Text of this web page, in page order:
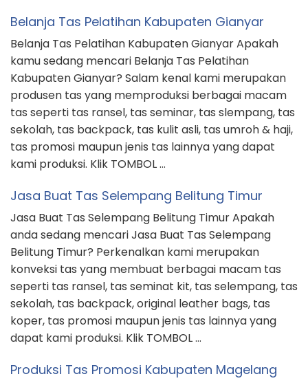
Belanja Tas Pelatihan Kabupaten Gianyar
Belanja Tas Pelatihan Kabupaten Gianyar Apakah
kamu sedang mencari Belanja Tas Pelatihan
Kabupaten Gianyar? Salam kenal kami merupakan
produsen tas yang memproduksi berbagai macam
tas seperti tas ransel, tas seminar, tas slempang, tas
sekolah, tas backpack, tas kulit asli, tas umroh & haji,
tas promosi maupun jenis tas lainnya yang dapat
kami produksi. Klik TOMBOL …
Jasa Buat Tas Selempang Belitung Timur
Jasa Buat Tas Selempang Belitung Timur Apakah
anda sedang mencari Jasa Buat Tas Selempang
Belitung Timur? Perkenalkan kami merupakan
konveksi tas yang membuat berbagai macam tas
seperti tas ransel, tas seminat kit, tas selempang, tas
sekolah, tas backpack, original leather bags, tas
koper, tas promosi maupun jenis tas lainnya yang
dapat kami produksi. Klik TOMBOL …
Produksi Tas Promosi Kabupaten Magelang